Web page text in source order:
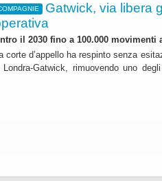
Gatwick, via libera
il 2030 fino a 100.000
corte d’appello ha respinto senza
Gatwick, rimuovendo uno